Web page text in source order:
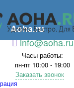
Aoha.ru
info@aoha.ru
Часы работы:
пн-пт 10:00 - 19:00
Заказать звонок